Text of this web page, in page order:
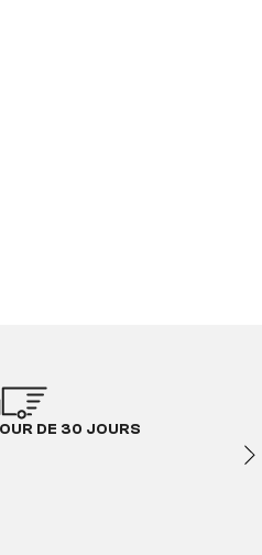
DE 30 JOURS